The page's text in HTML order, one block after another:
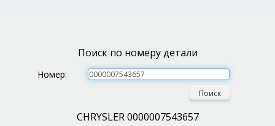
Поиск по номеру детали
Номер:
Поиск
CHRYSLER 0000007543657